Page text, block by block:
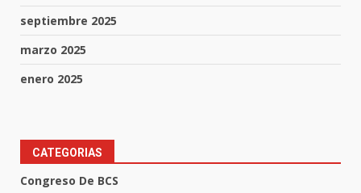
septiembre 2025
marzo 2025
enero 2025
CATEGORIAS
Congreso De BCS